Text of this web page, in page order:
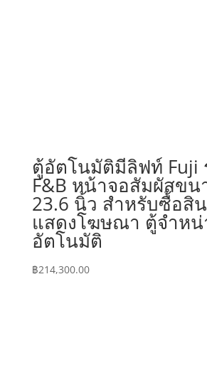
ตู้อัตโนมัติมีลิฟท์ Fuji
F&B หน้าจอสัมผัสข
23.6 นิ้ว สำหรับซื้อสิ
แสดงโฆษณา ตู้จำห
อัตโนมัติ
฿214,300.00